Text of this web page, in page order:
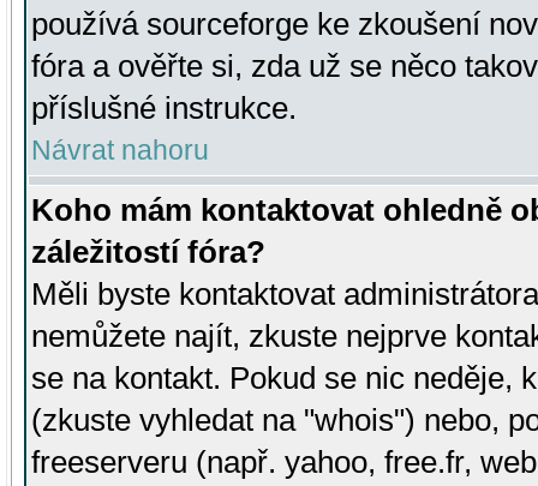
používá sourceforge ke zkoušení
fóra a ověřte si, zda už se něco
příslušné instrukce.
Návrat nahoru
Koho mám kontaktovat ohledně
záležitostí fóra?
Měli byste kontaktovat
nemůžete najít, zkuste nejprve
se na kontakt. Pokud se nic neděje,
(zkuste vyhledat na "whois") nebo,
freeserveru (např. yahoo, free.fr,